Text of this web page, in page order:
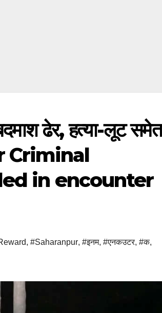
ढेर, हत्या-लूट समेत
Criminal
in encounter
, #Saharanpur, #इनम, #एनकउटर, #क,